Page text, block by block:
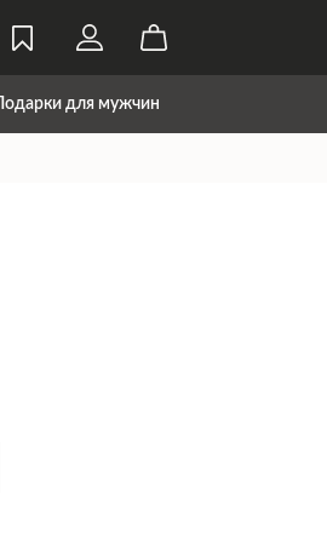
Подарки для мужчин